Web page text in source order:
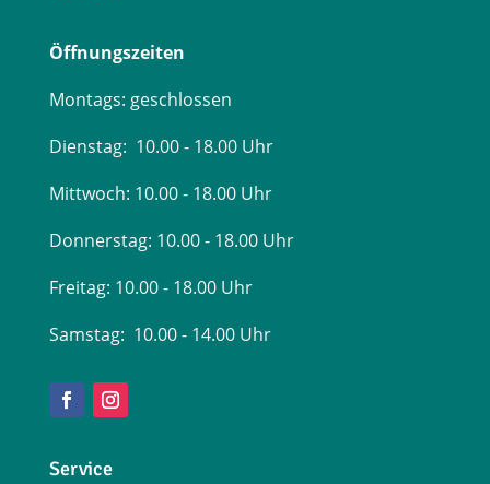
Öffnungszeiten
Montags: geschlossen
Dienstag: 10.00 - 18.00 Uhr
Mittwoch: 10.00 - 18.00 Uhr
Donnerstag: 10.00 - 18.00 Uhr
Freitag: 10.00 - 18.00 Uhr
Samstag: 10.00 - 14.00 Uhr
Service